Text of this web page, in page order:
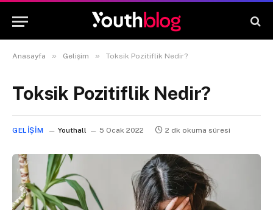
Anasayfa » Gelişim » Toksik Pozitiflik Nedir?
Toksik Pozitiflik Nedir?
GELIŞIM Youthall 5 Ocak 2022 2 dk okuma süresi